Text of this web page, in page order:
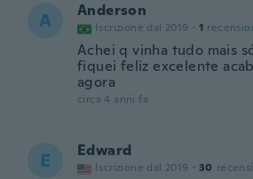
A Anderson
Iscrizione dal 2019 · 1
Achei q vinha tudo mais
fiquei feliz excelente
agora
circa 4 anni fa
E Edward
Iscrizione dal 2019 · 30